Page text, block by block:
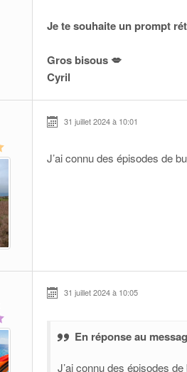
Je te souhaite un prompt
Gros bisous 💋
Cyril
31 juillet 2024 à 10:01
J’ai connu des épisodes de
31 juillet 2024 à 10:05
En réponse au
J’ai connu des épisodes